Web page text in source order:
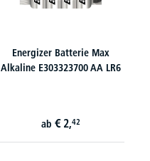
Energizer Batterie Max
Alkaline E303323700 AA LR6
ab € 2,42